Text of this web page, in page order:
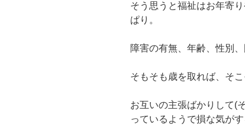
そう思うと福祉はお年寄
ぱり。
障害の有無、年齢、性別、
そもそも歳を取れば、そ
お互いの主張ばかりして(
っているようで損な気がす